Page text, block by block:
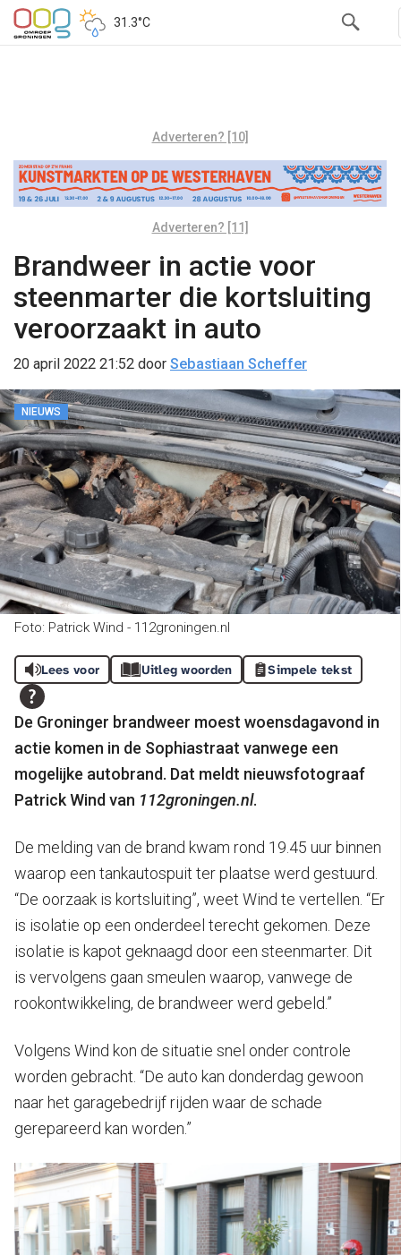
31.3°C
Adverteren? [10]
Adverteren? [11]
Brandweer in actie voor
steenmarter die kortsluiting
veroorzaakt in auto
20 april 2022 21:52 door Sebastiaan Scheffer
NIEUWS
Foto: Patrick Wind - 112groningen.nl
Lees voor Uitleg woorden Simpele tekst
De Groninger brandweer moest woensdagavond in
actie komen in de Sophiastraat vanwege een
mogelijke autobrand. Dat meldt nieuwsfotograaf
Patrick Wind van 112groningen.nl.
De melding van de brand kwam rond 19.45 uur binnen
waarop een tankautospuit ter plaatse werd gestuurd.
“De oorzaak is kortsluiting”, weet Wind te vertellen. “Er
is isolatie op een onderdeel terecht gekomen. Deze
isolatie is kapot geknaagd door een steenmarter. Dit
is vervolgens gaan smeulen waarop, vanwege de
rookontwikkeling, de brandweer werd gebeld.”
Volgens Wind kon de situatie snel onder controle
worden gebracht. “De auto kan donderdag gewoon
naar het garagebedrijf rijden waar de schade
gerepareerd kan worden.”